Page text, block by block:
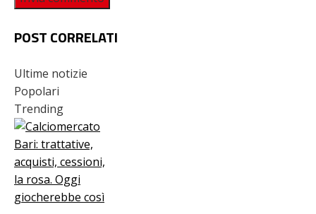
POST CORRELATI
Ultime notizie
Popolari
Trending